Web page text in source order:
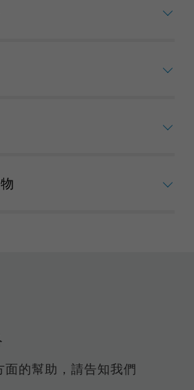
面的幫助，請告知我們